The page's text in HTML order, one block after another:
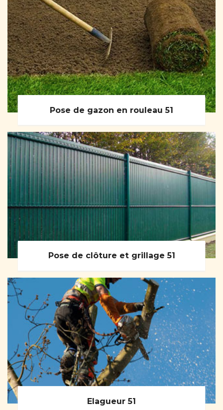
Pose de gazon en rouleau 51
Pose de clôture et grillage 51
Elagueur 51